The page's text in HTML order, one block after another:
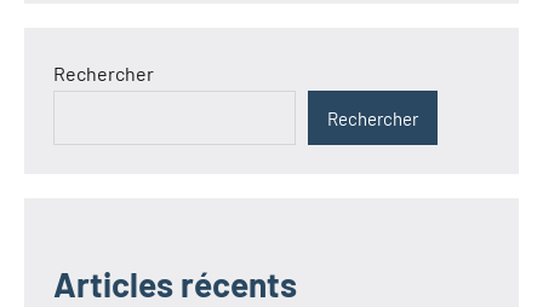
Rechercher
Rechercher
Articles récents